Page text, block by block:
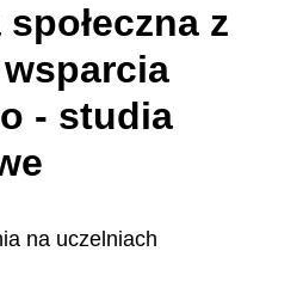
z
- studia
na uczelniach